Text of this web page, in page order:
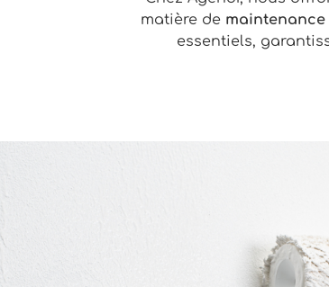
matière de
essentiels,